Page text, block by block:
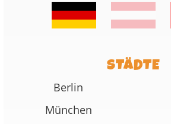
STÄDTE
Berlin
München